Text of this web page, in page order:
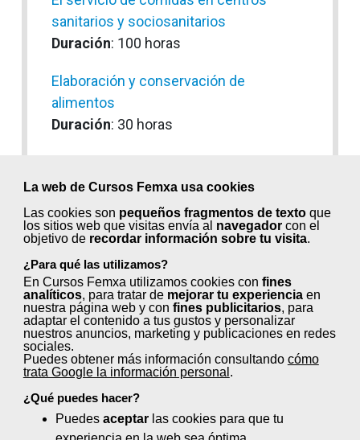
La web de Cursos Femxa usa cookies
Las cookies son pequeños fragmentos de textoque
los sitios web que visitas envía al navegadorcon el
objetivo de recordar información sobre tu visita.
¿Para qué las utilizamos?
En Cursos Femxa utilizamos cookies con fines
analíticos, para tratar de mejorar tu experienciaen
nuestra página web y con fines publicitarios, para
adaptar el contenido a tus gustos y personalizar
nuestros anuncios, marketing y publicaciones en redes
sociales.
Puedes obtener más información consultando cómo
trata Google la información personal .
¿Qué puedes hacer?
Puedes aceptarlas cookies para que tu
sanitarios y sociosanitarios
Duración: 100 horas
Elaboración y conservación de
alimentos
Duración: 30 horas
Duración: 60 horas
Energía solar térmica y termoeléctrica
Duración: 100 horas
Energías renovables en la gestión
energética
Duración: 65 horas
Energías renovables: Especialidad
biomasa
Duración: 70 horas